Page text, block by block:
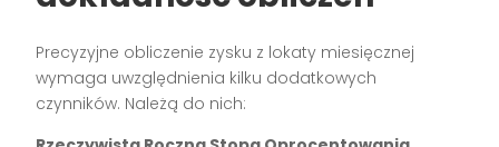
Precyzyjne obliczenie zysku z lokaty miesięcznej
wymaga uwzględnienia kilku dodatkowych
czynników. Należą do nich: